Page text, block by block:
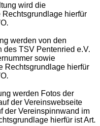
wird die
hierfür
werden von den
des TSV Pentenried e.V.
sowie
Rechtsgrundlage hierfür
werden Fotos der
der Vereinswebseite
der Vereinspinnwand im
hierfür ist Art.